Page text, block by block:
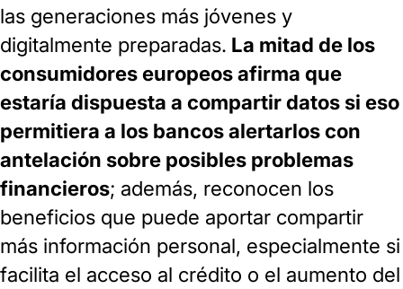
las generaciones más jóvenes y
digitalmente preparadas. La mitad de los
consumidores europeos afirma que
estaría dispuesta a compartir datos si eso
permitiera a los bancos alertarlos con
antelación sobre posibles problemas
financieros; además, reconocen los
beneficios que puede aportar compartir
más información personal, especialmente si
facilita el acceso al crédito o el aumento del